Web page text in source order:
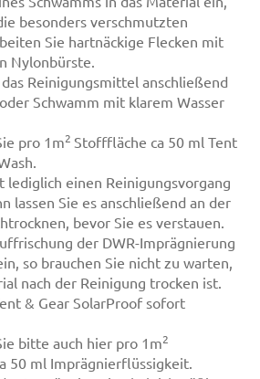
besonders verschmutzten
Sie hartnäckige Flecken mit
Nylonbürste.
das Reinigungsmittel anschließend
Schwamm mit klarem Wasser
pro 1m2 Stofffläche ca 50 ml Tent
lediglich einen Reinigungsvorgang
lassen Sie es anschließend an der
bevor Sie es verstauen.
der DWR-Imprägnierung
so brauchen Sie nicht zu warten,
nach der Reinigung trocken ist.
& Gear SolarProof sofort
bitte auch hier pro 1m2
50 ml Imprägnierflüssigkeit.